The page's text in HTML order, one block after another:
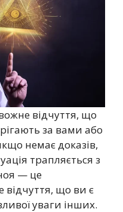
відчуття, що
за вами або
немає доказів,
трапляється з
— це
відчуття, що ви є
​​уваги інших.